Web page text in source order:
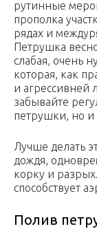
рутинные
прополка
рядах и
Петрушка
слабая, очень
которая, как
и агрессивней
забывайте
петрушки, но и
Лучше делать
дождя,
корку и
способствует
Полив